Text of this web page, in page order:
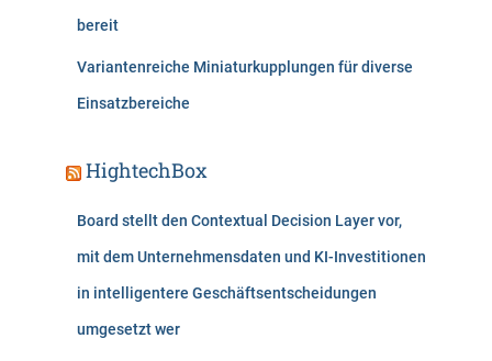
bereit
Variantenreiche Miniaturkupplungen für diverse
Einsatzbereiche
HightechBox
Board stellt den Contextual Decision Layer vor,
mit dem Unternehmensdaten und KI-Investitionen
in intelligentere Geschäftsentscheidungen
umgesetzt wer